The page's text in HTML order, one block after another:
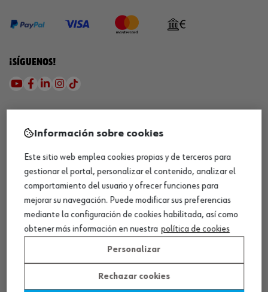
¡SÍGUENOS!
QUÍMICOS
Limpiador de frenos
Eliminador de óxido
Pegamento rápido
Limpiador de motor
Información sobre cookies
Este sitio web emplea cookies propias y de terceros para
gestionar el portal, personalizar el contenido, analizar el
comportamiento del usuario y ofrecer funciones para
mejorar su navegación. Puede modificar sus preferencias
mediante la configuración de cookies habilitada, así como
obtener más información en nuestra política de cookies
Personalizar
Rechazar cookies